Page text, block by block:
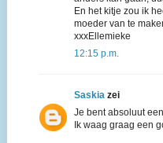
En het kitje zou ik
moeder van te
xxxEllemieke
12:15 p.m.
Saskia zei
Je bent absoluut
Ik waag graag een